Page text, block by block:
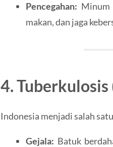
Pencegahan: Minum
makan, dan jaga
4. Tuberkulosis
Indonesia menjadi salah
Gejala: Batuk